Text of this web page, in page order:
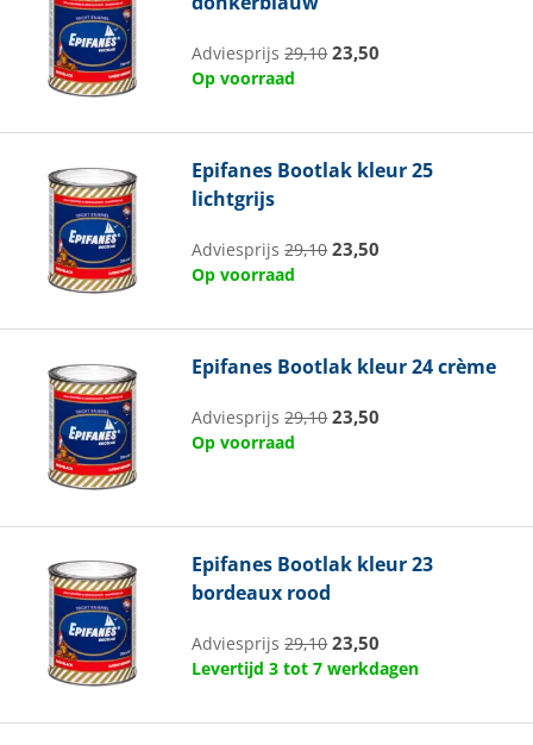
Adviesprijs29,10 23,50
Op voorraad
Epifanes Bootlak kleur 25
lichtgrijs
Adviesprijs29,10 23,50
Op voorraad
Epifanes Bootlak kleur 24 crème
Adviesprijs29,10 23,50
Op voorraad
Epifanes Bootlak kleur 23
bordeaux rood
Adviesprijs29,10 23,50
Levertijd 3 tot 7 werkdagen